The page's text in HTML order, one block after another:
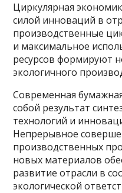
Циркулярная
силой инноваций в
производственные
и максимальное
ресурсов формируют
экологичного
Современная
собой результат
технологий и
Непрерывное
производственных
новых материалов
развитие отрасли в
экологической